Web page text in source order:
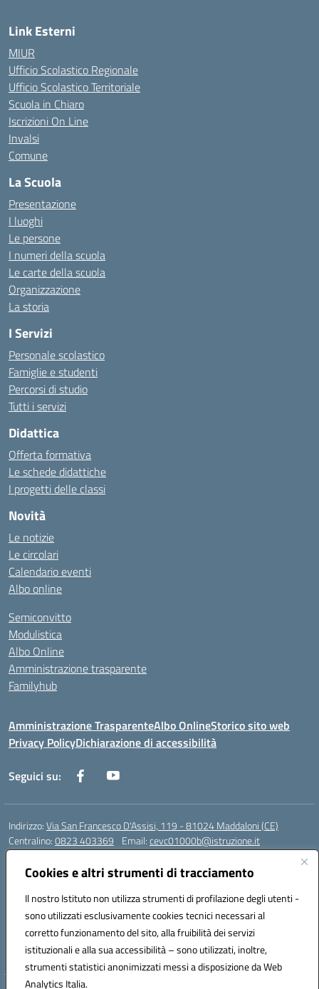
Cookies e altri strumenti di tracciamento
Il nostro Istituto non utilizza strumenti di profilazione degli utenti -
sono utilizzati esclusivamente cookies tecnici necessari al
corretto funzionamento del sito, alla fruibilità dei servizi
istituzionali e alla sua accessibilità – sono utilizzati, inoltre,
strumenti statistici anonimizzati messi a disposizione da Web
Analytics Italia.
Link Esterni
MIUR
Ufficio Scolastico Regionale
Ufficio Scolastico Territoriale
Scuola in Chiaro
Iscrizioni On Line
Invalsi
Comune
La Scuola
Presentazione
I luoghi
Le persone
I numeri della scuola
Le carte della scuola
Organizzazione
La storia
I Servizi
Personale scolastico
Famiglie e studenti
Percorsi di studio
Tutti i servizi
Didattica
Offerta formativa
Le schede didattiche
I progetti delle classi
Novità
Le notizie
Le circolari
Calendario eventi
Albo online
Semiconvitto
Modulistica
Albo Online
Amministrazione trasparente
Familyhub
Amministrazione TrasparenteAlbo OnlineStorico sito web
Privacy PolicyDichiarazione di accessibilità
Seguici su:
Indirizzo:Via San Francesco D'Assisi, 119 - 81024 Maddaloni (CE)
Centralino:0823 403369 Email:cevc01000b@istruzione.it
Posta elettronica certificata (PEC):
Codice fiscale: 80004990612 (Convitto) - 93044680614 (Scuole
Annesse)
Codice meccanografico:CEVC01000B
Codice Indice delle Pubbliche Amministrazioni (IPA): istsc_cevc01000b
Codice unico di fatturazione (CUF): ZUT1RT